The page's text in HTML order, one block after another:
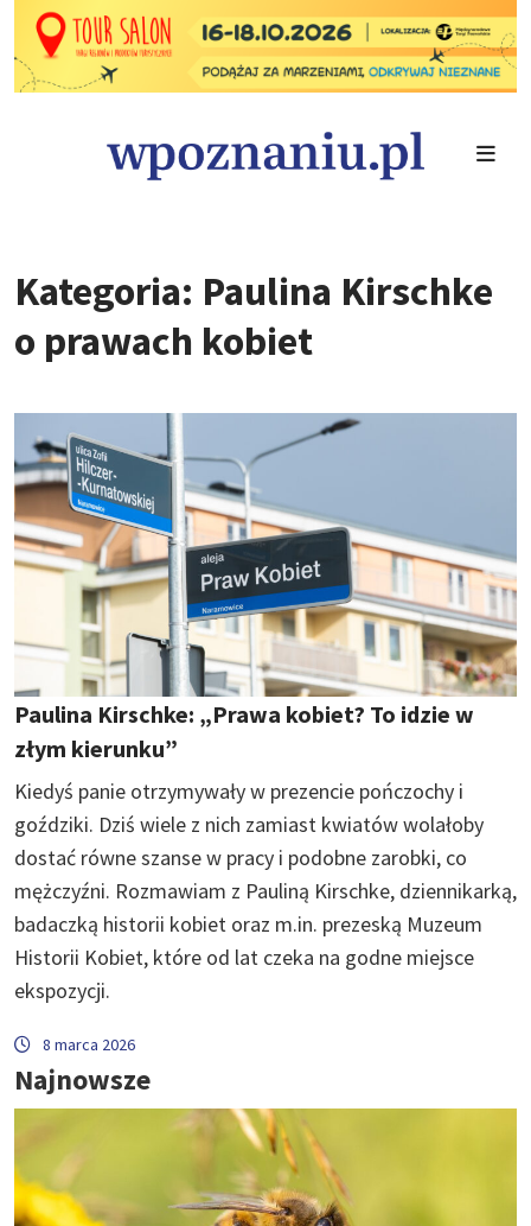
Kategoria: Paulina Kirschke
o prawach kobiet
Paulina Kirschke: „Prawa kobiet? To idzie w
złym kierunku”
Kiedyś panie otrzymywały w prezencie pończochy i
goździki. Dziś wiele z nich zamiast kwiatów wolałoby
dostać równe szanse w pracy i podobne zarobki, co
mężczyźni. Rozmawiam z Pauliną Kirschke, dziennikarką,
badaczką historii kobiet oraz m.in. prezeską Muzeum
Historii Kobiet, które od lat czeka na godne miejsce
ekspozycji.
8 marca 2026
Najnowsze